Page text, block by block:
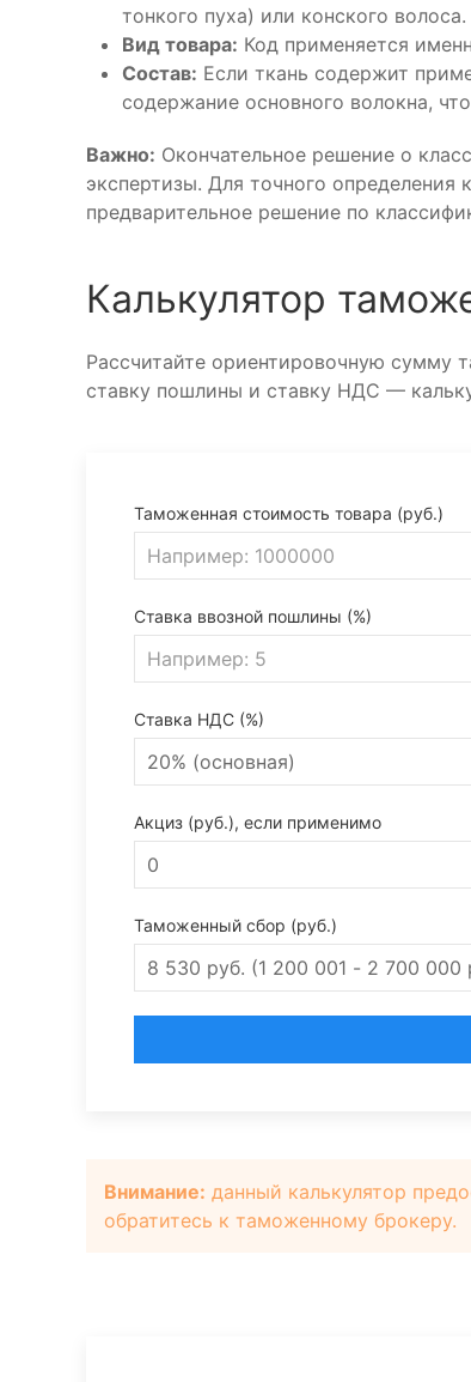
тонкого пуха) или конского волоса.
Вид товара: Код применяется
Состав: Если ткань содержит
содержание основного волокна,
Важно: Окончательное решение о
экспертизы. Для точного
предварительное решение по
Калькулятор
Рассчитайте ориентировочную сумму
ставку пошлины и ставку НДС —
Таможенная стоимость товара (руб.)
Ставка ввозной пошлины (%)
Ставка НДС (%)
Акциз (руб.), если применимо
Таможенный сбор (руб.)
Внимание: данный калькулятор
обратитесь к таможенному брокеру.